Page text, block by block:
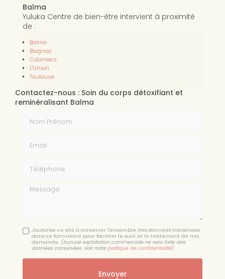
Balma
Yuluka Centre de bien-être intervient à proximité
de :
Balma
Blagnac
Colomiers
L'Union
Toulouse
Contactez-nous : Soin du corps détoxifiant et
reminéralisant Balma
Message
J'autorise ce site à conserver l'ensemble des données transmises
dans ce formulaire pour faciliter le suivi et le traitement de ma
demande. (Aucune exploitation commerciale ne sera faite des
données conservées. Voir notre politique de confidentialité)